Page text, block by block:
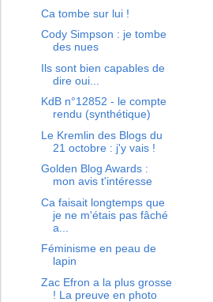
Ca tombe sur lui !
Cody Simpson : je tombe
des nues
Ils sont bien capables de
dire oui...
KdB n°12852 - le compte
rendu (synthétique)
Le Kremlin des Blogs du
21 octobre : j'y vais !
Golden Blog Awards :
mon avis t'intéresse
Ca faisait longtemps que
je ne m'étais pas fâché
a...
Féminisme en peau de
lapin
Zac Efron a la plus grosse
! La preuve en photo